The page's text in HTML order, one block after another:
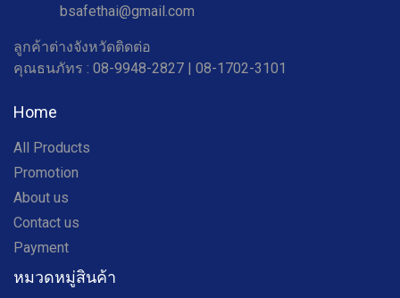
bsafethai@gmail.com
ลูกค้าต่างจังหวัดติดต่อ
คุณธนภัทร : 08-9948-2827 | 08-1702-3101
Home
All Products
Promotion
About us
Contact us
Payment
หมวดหมู่สินค้า